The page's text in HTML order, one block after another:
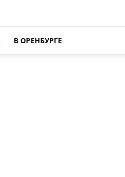
В ОРЕНБУРГЕ